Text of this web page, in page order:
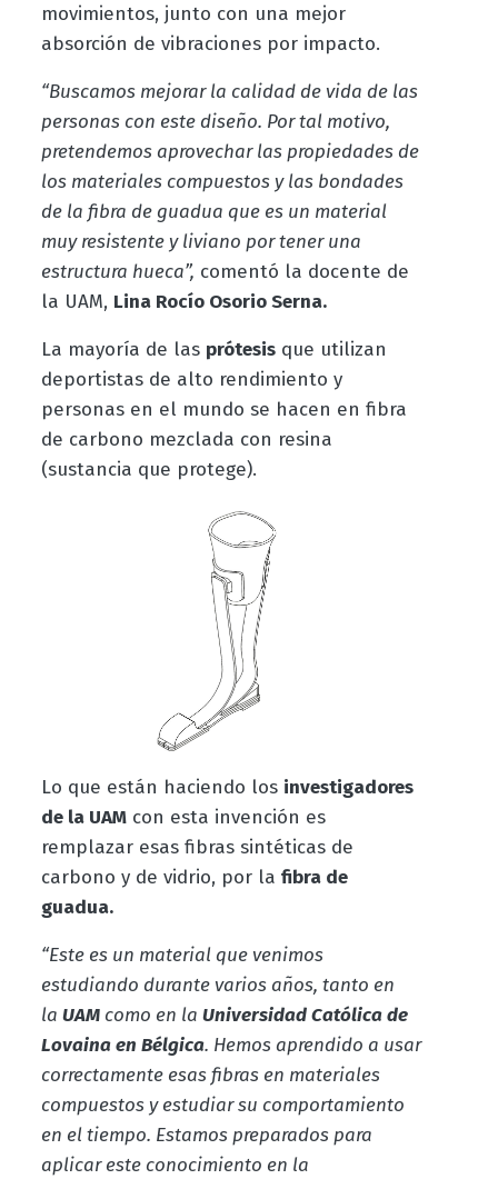
movimientos, junto con una mejor
absorción de vibraciones por impacto.
“Buscamos mejorar la calidad de vida de las
personas con este diseño. Por tal motivo,
pretendemos aprovechar las propiedades de
los materiales compuestos y las bondades
de la fibra de guadua que es un material
muy resistente y liviano por tener una
estructura hueca”, comentó la docente de
la UAM, Lina Rocío Osorio Serna.
La mayoría de las prótesisque utilizan
deportistas de alto rendimiento y
personas en el mundo se hacen en fibra
de carbono mezclada con resina
(sustancia que protege).
Lo que están haciendo los investigadores
de la UAMcon esta invención es
remplazar esas fibras sintéticas de
carbono y de vidrio, por la fibra de
guadua.
“Este es un material que venimos
estudiando durante varios años, tanto en
la UAMcomo en la Universidad Católica de
Lovaina en Bélgica. Hemos aprendido a usar
correctamente esas fibras en materiales
compuestos y estudiar su comportamiento
en el tiempo. Estamos preparados para
aplicar este conocimiento en la